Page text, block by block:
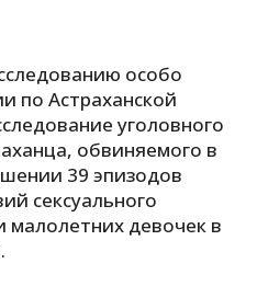
О
П
особо
по Астраханской
уголовного
обвиняемого в
39 эпизодов
сексуального
малолетних девочек в